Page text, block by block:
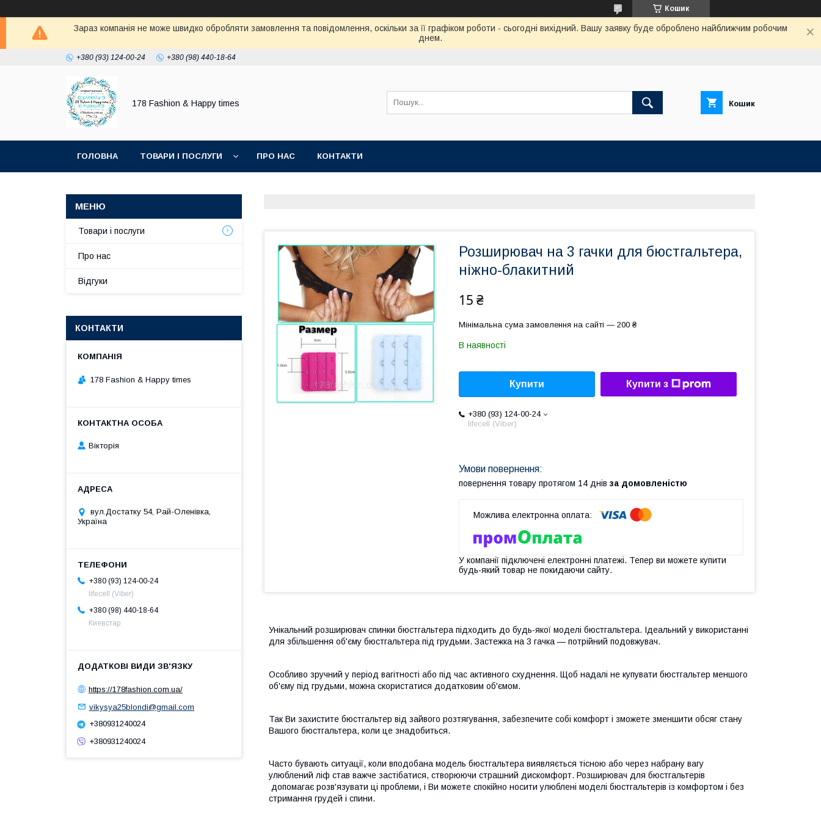
Кошик
Зараз компанія не може швидко обробляти замовлення та повідомлення, оскільки за її графіком роботи - сьогодні вихідний. Вашу заявку буде оброблено найближчим робочим
днем.
+380 (93) 124-00-24 +380 (98) 440-18-64
178 Fashion & Happy times Кошик
ГОЛОВНА ТОВАРИ І ПОСЛУГИ ПРО НАС КОНТАКТИ
Розширювач на 3 гачки для бюстгальтера,
ніжно-блакитний
15 ₴
Мінімальна сума замовлення на сайті — 200 ₴
В наявності
Купити Купити з
+380 (93) 124-00-24
lifecell (Viber)
повернення товару протягом 14 днів за домовленістю
У компанії підключені електронні платежі. Тепер ви можете купити
будь-який товар не покидаючи сайту.
Унікальний розширювач спинки бюстгальтера підходить до будь-якої моделі бюстгальтера. Ідеальний у використанні
для збільшення об'єму бюстгальтера під грудьми. Застежка на 3 гачка — потрійний подовжувач.
Особливо зручний у період вагітності або під час активного схуднення. Щоб надалі не купувати бюстгальтер меншого
об'єму під грудьми, можна скористатися додатковим об'ємом.
Так Ви захистите бюстгальтер від зайвого розтягування, забезпечите собі комфорт і зможете зменшити обсяг стану
Вашого бюстгальтера, коли це знадобиться.
Часто бувають ситуації, коли вподобана модель бюстгальтера виявляється тісною або через набрану вагу
улюблений ліф став важче застібатися, створюючи страшний дискомфорт. Розширювач для бюстгальтерів
допомагає розв'язувати ці проблеми, і Ви можете спокійно носити улюблені моделі бюстгальтерів із комфортом і без
стримання грудей і спини.
Товари і послуги
Про нас
Відгуки
КОНТАКТИ
178 Fashion & Happy times
Вікторія
вул.Достатку 54, Рай-Оленівка,
Україна
+380 (93) 124-00-24
lifecell (Viber)
+380 (98) 440-18-64
Киевстар
https://178fashion.com.ua/
vikysya25blondi@gmail.com
+380931240024
+380931240024